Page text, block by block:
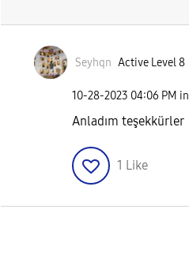
Seyhqn Active Level 8
‎10-28-2023 04:06 PM in
Anladım teşekkürler
1 Like